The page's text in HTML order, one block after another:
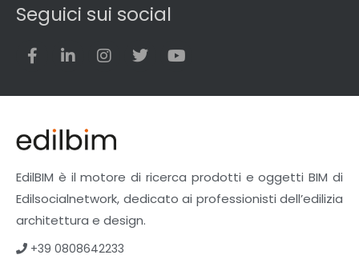
Seguici sui social
EdilBIM è il motore di ricerca prodotti e oggetti BIM di
Edilsocialnetwork, dedicato ai professionisti dell’edilizia
architettura e design.
+39 0808642233